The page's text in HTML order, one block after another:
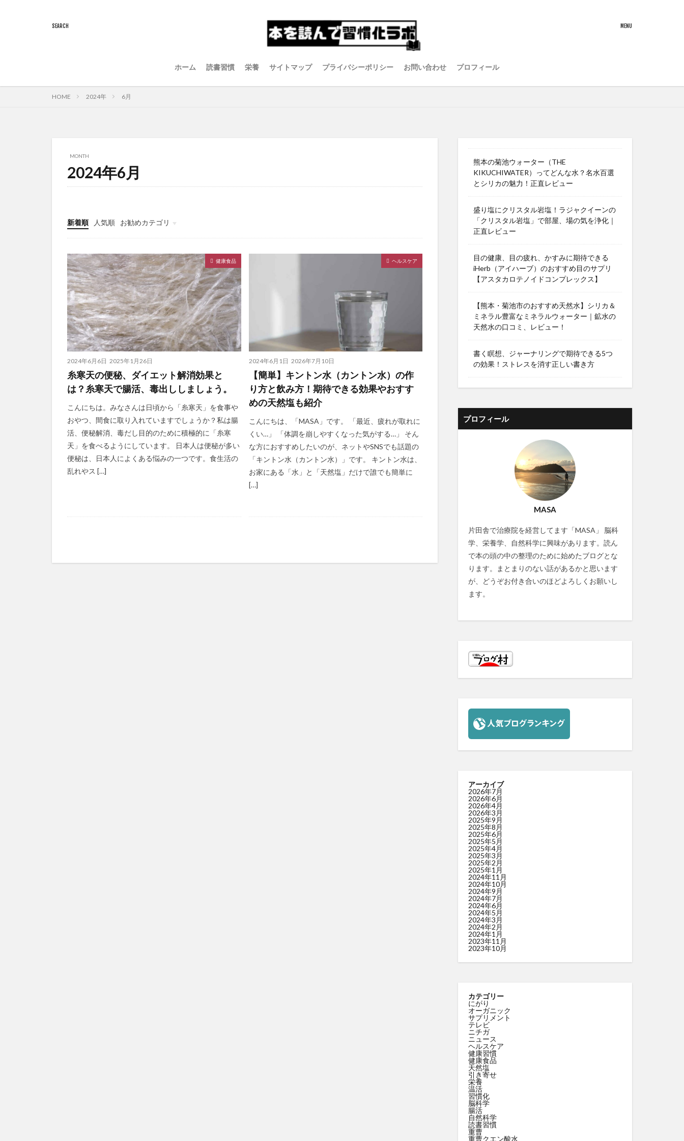
ホーム 読書習慣 栄養 サイトマップ プライバシーポリシー お問い合わせ プロフィール
HOME 2024年 6月
MONTH
2024年6月
新着順 人気順
お勧めカテゴリ
健康食品
にがり
マグネシウム
健康食品
2024年6月6日 2025年1月26日
糸寒天の便秘、ダイエット解消効果と
は？糸寒天で腸活、毒出ししましょう。
こんにちは。みなさんは日頃から「糸寒天」を食事や
おやつ、間食に取り入れていますでしょうか？私は腸
活、便秘解消、毒だし目的のために積極的に「糸寒
天」を食べるようにしています。 日本人は便秘が多い
便秘は、日本人によくある悩みの一つです。食生活の
乱れやス […]
ヘルスケア
2024年6月1日 2026年7月10日
【簡単】キントン水（カントン水）の作
り方と飲み方！期待できる効果やおすす
めの天然塩も紹介
こんにちは、「MASA」です。 「最近、疲れが取れに
くい…」 「体調を崩しやすくなった気がする…」 そん
な方におすすめしたいのが、ネットやSNSでも話題の
「キントン水（カントン水）」です。 キントン水は、
お家にある「水」と「天然塩」だけで誰でも簡単に
[…]
熊本の菊池ウォーター（THE
KIKUCHIWATER）ってどんな水？名水百選
とシリカの魅力！正直レビュー
盛り塩にクリスタル岩塩！ラジャクイーンの
「クリスタル岩塩」で部屋、場の気を浄化｜
正直レビュー
目の健康、目の疲れ、かすみに期待できる
iHerb（アイハーブ）のおすすめ目のサプリ
【アスタカロテノイドコンプレックス】
【熊本・菊池市のおすすめ天然水】シリカ＆
ミネラル豊富なミネラルウォーター｜鉱水の
天然水の口コミ、レビュー！
書く瞑想、ジャーナリングで期待できる5つ
の効果！ストレスを消す正しい書き方
プロフィール
MASA
片田舎で治療院を経営してます「MASA」 脳科
学、栄養学、自然科学に興味があります。読ん
で本の頭の中の整理のために始めたブログとな
ります。まとまりのない話があるかと思います
が、どうぞお付き合いのほどよろしくお願いし
ます。
アーカイブ
2026年7月
2026年6月
2026年4月
2026年3月
2025年9月
2025年8月
2025年6月
2025年5月
2025年4月
2025年3月
2025年2月
2025年1月
2024年11月
2024年10月
2024年9月
2024年7月
2024年6月
2024年5月
2024年3月
2024年2月
2024年1月
2023年11月
2023年10月
カテゴリー
にがり
オーガニック
サプリメント
テレビ
ニチガ
ニュース
ヘルスケア
健康習慣
健康食品
天然塩
引き寄せ
栄養
温活
習慣化
脳科学
腸活
自然科学
読書習慣
重曹
重曹クエン酸水